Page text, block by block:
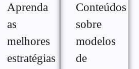
Aprenda
as
melhores
estratégias
Conteúdos
sobre
modelos
de